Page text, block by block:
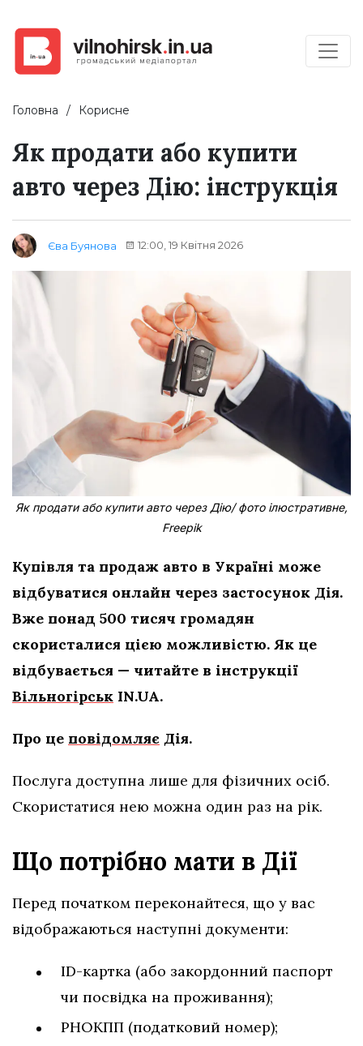
Головна Корисне
Як продати або купити
авто через Дію: інструкція
Єва Буянова 12:00, 19 Квітня 2026
Як продати або купити авто через Дію/ фото ілюстративне,
Freepik
Купівля та продаж авто в Україні може
відбуватися онлайн через застосунок Дія.
Вже понад 500 тисяч громадян
скористалися цією можливістю. Як це
відбувається — читайте в інструкції
Вільногірськ IN.UA.
Про це повідомляє Дія.
Послуга доступна лише для фізичних осіб.
Скористатися нею можна один раз на рік.
Що потрібно мати в Дії
Перед початком переконайтеся, що у вас
відображаються наступні документи:
ID-картка (або закордонний паспорт
чи посвідка на проживання);
РНОКПП (податковий номер);